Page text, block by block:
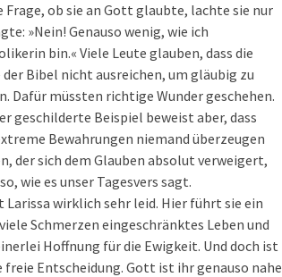
Frage, ob sie an Gott glaubte, lachte sie nur
»Nein! Genauso wenig, wie ich
bin.« Viele Leute glauben, dass die
Bibel nicht ausreichen, um gläubig zu
Dafür müssten richtige Wunder geschehen.
geschilderte Beispiel beweist aber, dass
Bewahrungen niemand überzeugen
der sich dem Glauben absolut verweigert,
wie es unser Tagesvers sagt.
Larissa wirklich sehr leid. Hier führt sie ein
Schmerzen eingeschränktes Leben und
Hoffnung für die Ewigkeit. Und doch ist
freie Entscheidung. Gott ist ihr genauso nahe